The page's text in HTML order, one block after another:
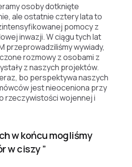
osoby dotknięte
ale ostatnie cztery lata to
pomocy z
inwazji. W ciągu tych lat
przeprowadziliśmy wywiady,
rozmowy z osobami z
z naszych projektów.
bo perspektywa naszych
jest nieoceniona przy
rzeczywistości wojennej i
w końcu mogliśmy
w ciszy ”